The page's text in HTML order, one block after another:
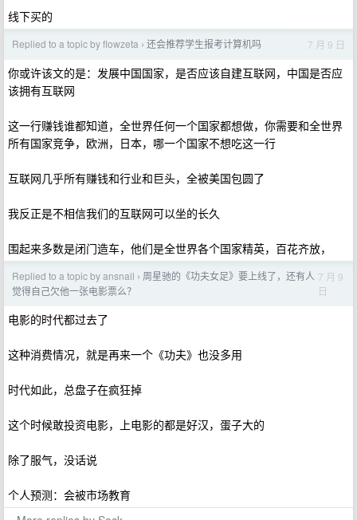
线下买的
Replied to a topic by flowzeta › 还会推荐学生报考计算机吗 7 月 9 日
你或许该文的是：发展中国国家，是否应该自建互联网，中国是否应
该拥有互联网
这一行赚钱谁都知道，全世界任何一个国家都想做，你需要和全世界
所有国家竞争，欧洲，日本，哪一个国家不想吃这一行
互联网几乎所有赚钱和行业和巨头，全被美国包圆了
我反正是不相信我们的互联网可以坐的长久
围起来多数是闭门造车，他们是全世界各个国家精英，百花齐放，
Replied to a topic by ansnail › 周星驰的《功夫女足》要上线了，还有人
觉得自己欠他一张电影票么？
7 月 9
日
电影的时代都过去了
这种消费情况，就是再来一个《功夫》也没多用
时代如此，总盘子在疯狂掉
这个时候敢投资电影，上电影的都是好汉，蛋子大的
除了服气，没话说
个人预测：会被市场教育